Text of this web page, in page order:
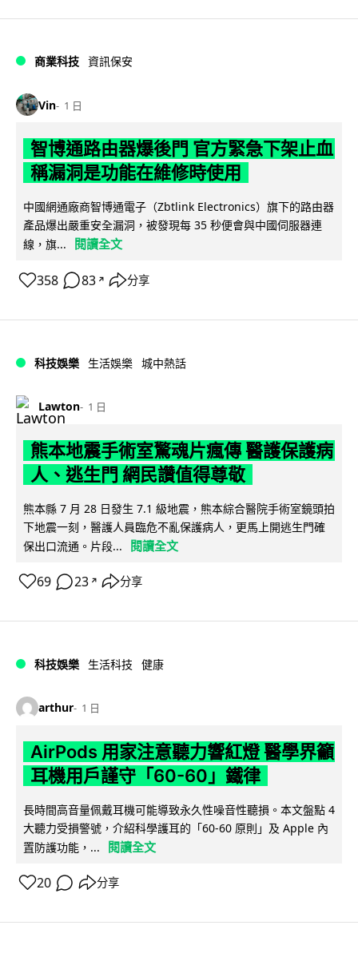
商業科技 資訊保安
Vin 1 日
智博通路由器爆後門 官方緊急下架止血
稱漏洞是功能在維修時使用
中國網通廠商智博通電子（Zbtlink Electronics）旗下的路由器
產品爆出嚴重安全漏洞，被發現每 35 秒便會與中國伺服器連
線，旗...
閱讀全文
358 83 ↗ 分享
科技娛樂 生活娛樂 城中熱話
Lawton 1 日
熊本地震手術室驚魂片瘋傳 醫護保護病
人、逃生門 網民讚值得尊敬
熊本縣 7 月 28 日發生 7.1 級地震，熊本綜合醫院手術室鏡頭拍
下地震一刻，醫護人員臨危不亂保護病人，更馬上開逃生門確
保出口流通。片段...
閱讀全文
69 23 ↗ 分享
科技娛樂 生活科技 健康
arthur 1 日
AirPods 用家注意聽力響紅燈 醫學界籲
耳機用戶謹守「60-60」鐵律
長時間高音量佩戴耳機可能導致永久性噪音性聽損。本文盤點 4
大聽力受損警號，介紹科學護耳的「60-60 原則」及 Apple 內
置防護功能，...
閱讀全文
20 分享